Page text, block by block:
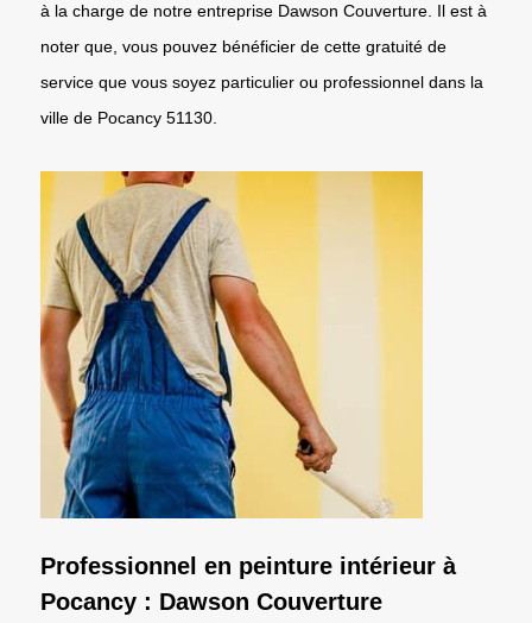
à la charge de notre entreprise Dawson Couverture. Il est à
noter que, vous pouvez bénéficier de cette gratuité de
service que vous soyez particulier ou professionnel dans la
ville de Pocancy 51130.
Professionnel en peinture intérieur à
Pocancy : Dawson Couverture